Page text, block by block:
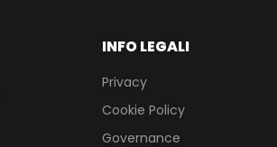
INFO LEGALI
Privacy
Cookie Policy
Governance